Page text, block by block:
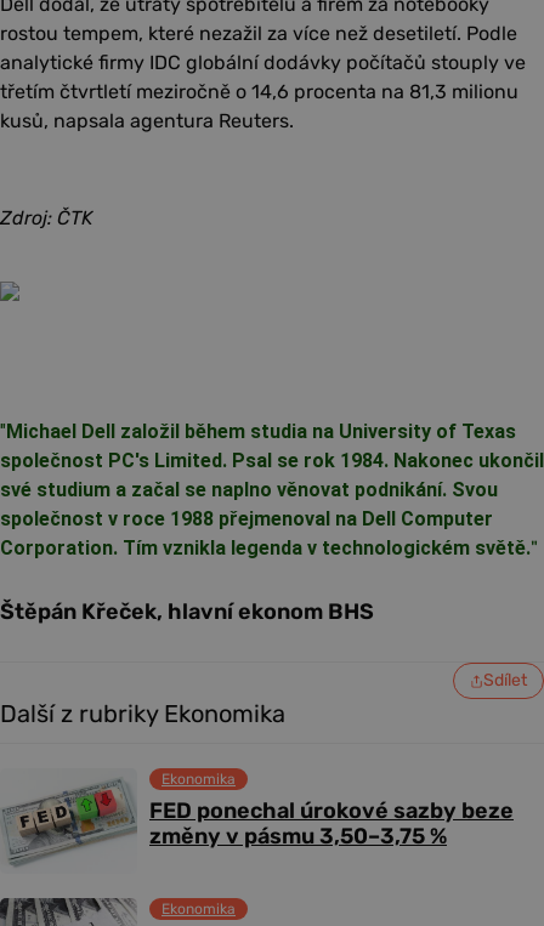
rostou tempem, které nezažil za více než desetiletí. Podle
analytické firmy IDC globální dodávky počítačů stouply ve
třetím čtvrtletí meziročně o 14,6 procenta na 81,3 milionu
kusů, napsala agentura Reuters.
Zdroj: ČTK
" Michael Dell založil během studia na University of Texas
společnost PC's Limited. Psal se rok 1984. Nakonec ukončil
své studium a začal se naplno věnovat podnikání. Svou
společnost v roce 1988 přejmenoval na Dell Computer
Corporation. Tím vznikla legenda v technologickém světě."
Štěpán Křeček, hlavní ekonom BHS
Sdílet
Další z rubriky Ekonomika
FED ponechal úrokové sazby beze
změny v pásmu 3,50–3,75 %
Ekonomika
Ekonomika